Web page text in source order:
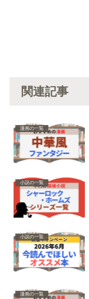
関連記事
漫画の一覧
小説の一覧
小説の一覧
漫画の一覧